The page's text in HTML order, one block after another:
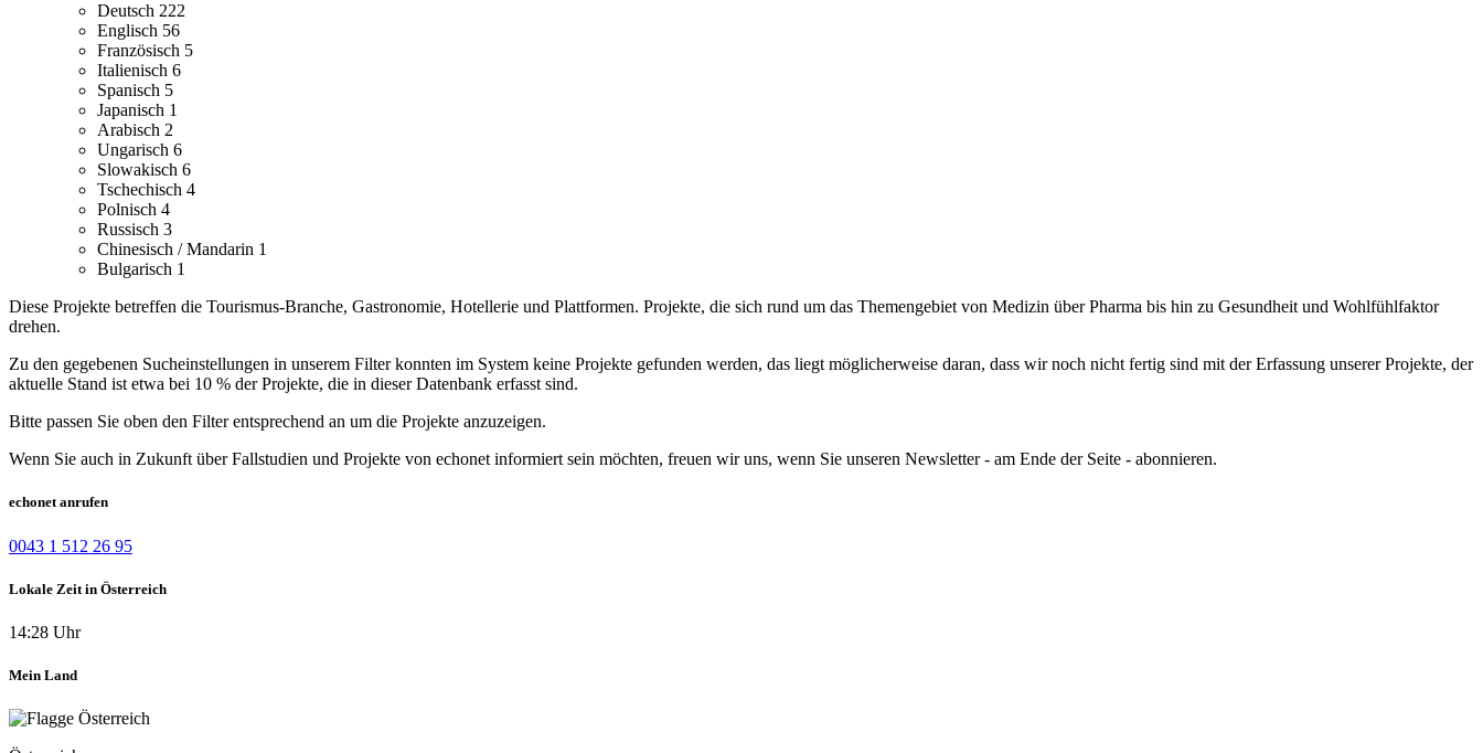
Deutsch 222
Englisch 56
Französisch 5
Italienisch 6
Spanisch 5
Japanisch 1
Arabisch 2
Ungarisch 6
Slowakisch 6
Tschechisch 4
Polnisch 4
Russisch 3
Chinesisch / Mandarin 1
Bulgarisch 1
Diese Projekte betreffen die Tourismus-Branche, Gastronomie, Hotellerie und Plattformen. Projekte, die sich rund um das Themengebiet von Medizin über Pharma bis hin zu Gesundheit und Wohlfühlfaktor
drehen.
Zu den gegebenen Sucheinstellungen in unserem Filter konnten im System keine Projekte gefunden werden, das liegt möglicherweise daran, dass wir noch nicht fertig sind mit der Erfassung unserer Projekte, der
aktuelle Stand ist etwa bei 10 % der Projekte, die in dieser Datenbank erfasst sind.
Bitte passen Sie oben den Filter entsprechend an um die Projekte anzuzeigen.
Wenn Sie auch in Zukunft über Fallstudien und Projekte von echonet informiert sein möchten, freuen wir uns, wenn Sie unseren Newsletter - am Ende der Seite - abonnieren.
echonet anrufen
0043 1 512 26 95
Lokale Zeit in Österreich
14:28 Uhr
Mein Land